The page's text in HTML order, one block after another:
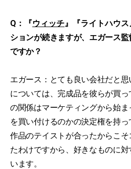
Q：『ウィッチ』『ライトハウ
ションが続きますが、エガース
ですか？
エガース：とても良い会社だと思
については、完成品を彼らが買
の関係はマーケティングから始
を買い付けるのかの決定権を持
作品のテイストが合ったからこ
たわけですから、好きなものに
います。